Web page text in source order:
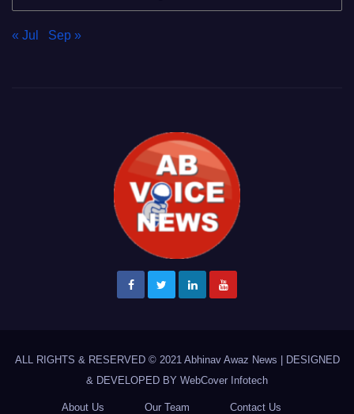
« Jul Sep »
ALL RIGHTS & RESERVED © 2021 Abhinav Awaz News
DESIGNED
& DEVELOPED BY WebCover Infotech
About Us Our Team Contact Us